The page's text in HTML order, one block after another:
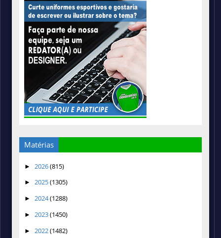
Matérias
► 2026(815)
► 2025(1305)
► 2024(1288)
► 2023(1450)
► 2022(1482)